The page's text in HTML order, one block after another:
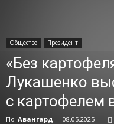
Общество Президент
«Без
Лукашенко
с картофелем
По Авангард - 08.05.2025